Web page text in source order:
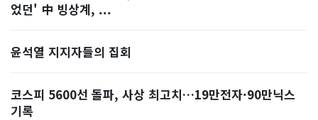
었던' 中 빙상계, ...
윤석열 지지자들의 집회
코스피 5600선 돌파, 사상 최고치…19만전자·90만닉스
기록